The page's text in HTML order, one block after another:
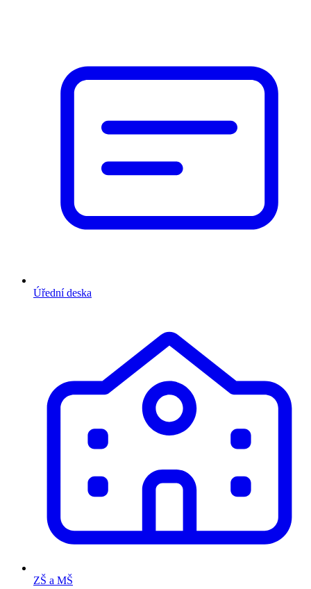
Úřední deska
ZŠ a MŠ